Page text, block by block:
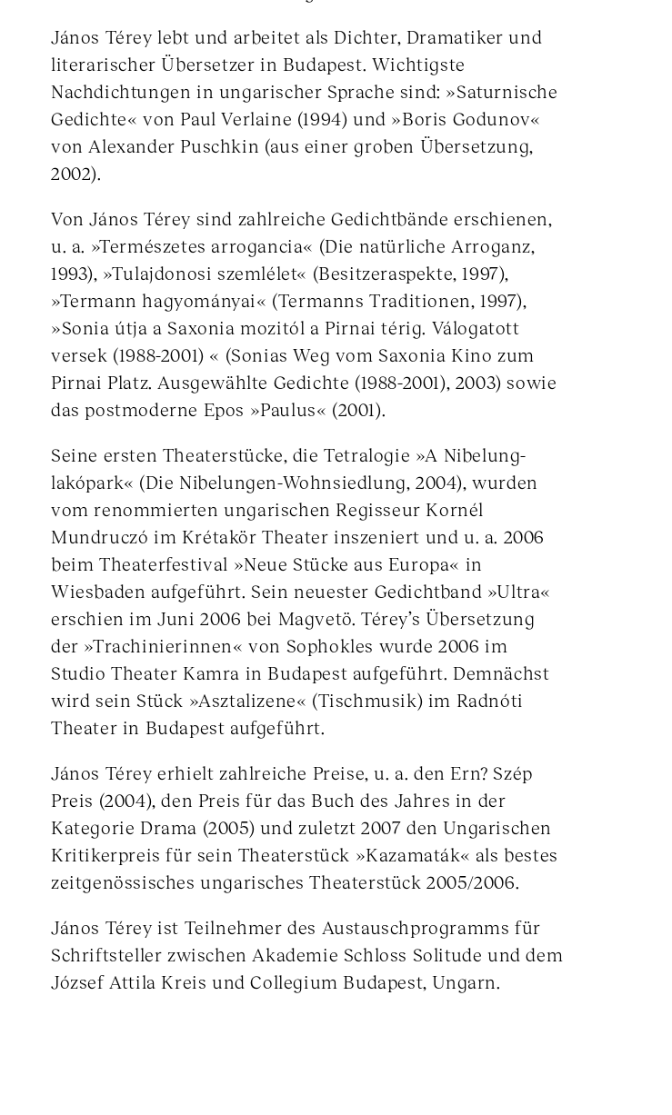
János Térey lebt und arbeitet als Dichter, Dramatiker und
literarischer Übersetzer in Budapest. Wichtigste
Nachdichtungen in ungarischer Sprache sind: »Saturnische
Gedichte« von Paul Verlaine (1994) und »Boris Godunov«
von Alexander Puschkin (aus einer groben Übersetzung,
2002).
Von János Térey sind zahlreiche Gedichtbände erschienen,
u. a. »Természetes arrogancia« (Die natürliche Arroganz,
1993), »Tulajdonosi szemlélet« (Besitzeraspekte, 1997),
»Termann hagyományai« (Termanns Traditionen, 1997),
»Sonia útja a Saxonia mozitól a Pirnai térig. Válogatott
versek (1988-2001) « (Sonias Weg vom Saxonia Kino zum
Pirnai Platz. Ausgewählte Gedichte (1988-2001), 2003) sowie
das postmoderne Epos »Paulus« (2001).
Seine ersten Theaterstücke, die Tetralogie »A Nibelung-
lakópark« (Die Nibelungen-Wohnsiedlung, 2004), wurden
vom renommierten ungarischen Regisseur Kornél
Mundruczó im Krétakör Theater inszeniert und u. a. 2006
beim Theaterfestival »Neue Stücke aus Europa« in
Wiesbaden aufgeführt. Sein neuester Gedichtband »Ultra«
erschien im Juni 2006 bei Magvetö. Térey’s Übersetzung
der »Trachinierinnen« von Sophokles wurde 2006 im
Studio Theater Kamra in Budapest aufgeführt. Demnächst
wird sein Stück »Asztalizene« (Tischmusik) im Radnóti
Theater in Budapest aufgeführt.
János Térey erhielt zahlreiche Preise, u. a. den Ern? Szép
Preis (2004), den Preis für das Buch des Jahres in der
Kategorie Drama (2005) und zuletzt 2007 den Ungarischen
Kritikerpreis für sein Theaterstück »Kazamaták« als bestes
zeitgenössisches ungarisches Theaterstück 2005/2006.
János Térey ist Teilnehmer des Austauschprogramms für
Schriftsteller zwischen Akademie Schloss Solitude und dem
József Attila Kreis und Collegium Budapest, Ungarn.